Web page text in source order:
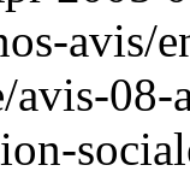
avis/
08-